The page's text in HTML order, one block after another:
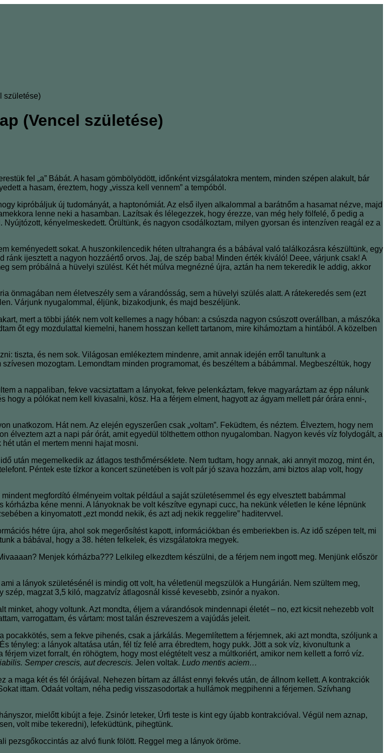
születése)
(Vencel születése)
fel „a” Bábát. A hasam gömbölyödött, időnként vizsgálatokra mentem, minden szépen alakult, bár
a hasam, éreztem, hogy „vissza kell vennem” a tempóból.
kipróbáljuk új tudományát, a haptonómiát. Az első ilyen alkalommal a barátnőm a hasamat nézve, majd
lenne neki a hasamban. Lazítsak és lélegezzek, hogy érezze, van még hely fölfelé, ő pedig a
kényelmeskedett. Örültünk, és nagyon csodálkoztam, milyen gyorsan és intenzíven reagál ez a
keményedett sokat. A huszonkilencedik héten ultrahangra és a bábával való találkozásra készültünk, egy
ijesztett a nagyon hozzáértő orvos. Jaj, de szép baba! Minden érték kiváló! Deee, várjunk csak! A
sem próbálná a hüvelyi szülést. Két hét múlva megnézné újra, aztán ha nem tekeredik le addig, akkor
önmagában nem életveszély sem a várandósság, sem a hüvelyi szülés alatt. A rátekeredés sem (ezt
Várjunk nyugalommal, éljünk, bizakodjunk, és majd beszéljünk.
mert a többi játék nem volt kellemes a nagy hóban: a csúszda nagyon csúszott overállban, a mászóka
őt egy mozdulattal kiemelni, hanem hosszan kellett tartanom, mire kihámoztam a hintából. A közelben
tiszta, és nem sok. Világosan emlékeztem mindenre, amit annak idején erről tanultunk a
mozogtam. Lemondtam minden programomat, és beszéltem a bábámmal. Megbeszéltük, hogy
a nappaliban, fekve vacsiztattam a lányokat, fekve pelenkáztam, fekve magyaráztam az épp nálunk
a pólókat nem kell kivasalni, kösz. Ha a férjem elment, hagyott az ágyam mellett pár órára enni-,
unatkozom. Hát nem. Az elején egyszerűen csak „voltam”. Feküdtem, és néztem. Élveztem, hogy nem
élveztem azt a napi pár órát, amit egyedül tölthettem otthon nyugalomban. Nagyon kevés víz folydogált, a
után el mertem menni hajat mosni.
után megemelkedik az átlagos testhőmérséklete. Nem tudtam, hogy annak, aki annyit mozog, mint én,
Péntek este tízkor a koncert szünetében is volt pár jó szava hozzám, ami biztos alap volt, hogy
megfordító élményeim voltak például a saját születésemmel és egy elvesztett babámmal
kéne menni. A lányoknak be volt készítve egynapi cucc, ha nekünk véletlen le kéne lépnünk
a kinyomatott „ezt mondd nekik, és azt adj nekik reggelire” haditervvel.
hétre újra, ahol sok megerősítést kapott, információkban és emberiekben is. Az idő szépen telt, mi
a bábával, hogy a 38. héten felkelek, és vizsgálatokra megyek.
Menjek kórházba??? Lelkileg elkezdtem készülni, de a férjem nem ingott meg. Menjünk először
a lányok születésénél is mindig ott volt, ha véletlenül megszülök a Hungárián. Nem szültem meg,
magzat 3,5 kiló, magzatvíz átlagosnál kissé kevesebb, zsinór a nyakon.
ahogy voltunk. Azt mondta, éljem a várandósok mindennapi életét – no, ezt kicsit nehezebb volt
varrogattam, és vártam: most talán észreveszem a vajúdás jeleit.
sem a fekve pihenés, csak a járkálás. Megemlítettem a férjemnek, aki azt mondta, szóljunk a
tényleg: a lányok altatása után, fél tíz felé arra ébredtem, hogy pukk. Jött a sok víz, kivonultunk a
vizet forralt, én röhögtem, hogy most elégtételt vesz a múltkoriért, amikor nem kellett a forró víz.
Semper crescis, aut decrescis. Jelen voltak. Ludo mentis aciem…
maga két és fél órájával. Nehezen bírtam az állást ennyi fekvés után, de állnom kellett. A kontrakciók
ittam. Odaát voltam, néha pedig visszasodortak a hullámok megpihenni a férjemen. Szívhang
mielőtt kibújt a feje. Zsinór leteker, Úrfi teste is kint egy újabb kontrakcióval. Végül nem aznap,
volt mibe tekeredni), lefeküdtünk, pihegtünk.
pezsgőkoccintás az alvó fiunk fölött. Reggel meg a lányok öröme.